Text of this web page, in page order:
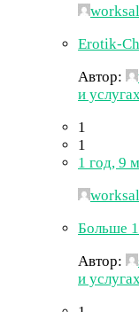
Erotik-
Автор:
и
1
1
1 год, 9
Больше
Автор:
и